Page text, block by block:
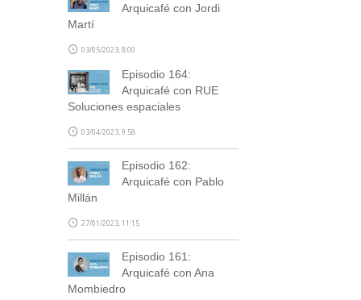
Arquicafé con Jordi
Martí
03/05/2023, 8:00
Episodio 164:
Arquicafé con RUE
Soluciones espaciales
03/04/2023, 9:58
Episodio 162:
Arquicafé con Pablo
Millán
27/01/2023, 11:15
Episodio 161:
Arquicafé con Ana
Mombiedro